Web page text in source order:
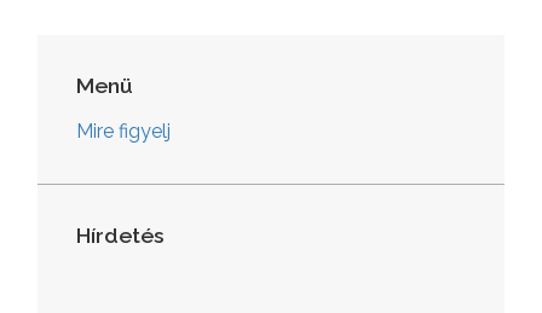
Menü
Mire figyelj
Hírdetés